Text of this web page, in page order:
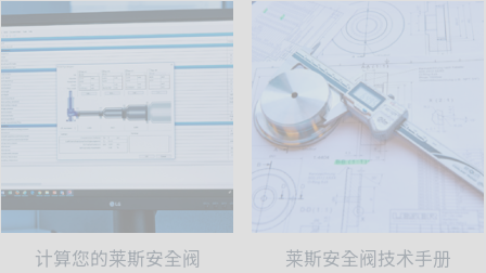
计算您的莱斯安全阀 莱斯安全阀技术手册